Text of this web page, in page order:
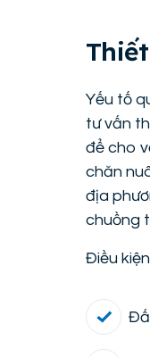
Yếu tố
tư vấn
để cho
chăn
địa
chuồng
Điều